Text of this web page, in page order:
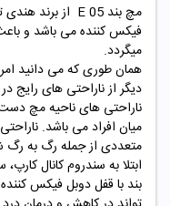
مچ بند
فیکس کننده می باشد و
میگردد.
همان طوری که می دانید
دیگر از ناراحتی های رایج
ناراحتی های ناحیه مچ
میان افراد می باشد.
متعددی از جمله رگ به رگ
بند با قفل دوبل فیکس